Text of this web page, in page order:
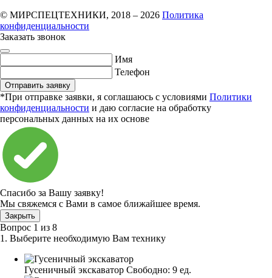
© МИРСПЕЦТЕХНИКИ, 2018 – 2026 Политика
конфиденциальности
Заказать звонок
Имя
Телефон
Отправить заявку
*При отправке заявки, я соглашаюсь с условиями Политики
конфиденциальности и даю согласие на обработку
персональных данных на их основе
Спасибо за Вашу заявку!
Мы свяжемся с Вами в самое ближайшее время.
Закрыть
Вопрос 1 из 8
1. Выберите необходимую Вам технику
Гусеничный экскаватор Свободно: 9 ед.